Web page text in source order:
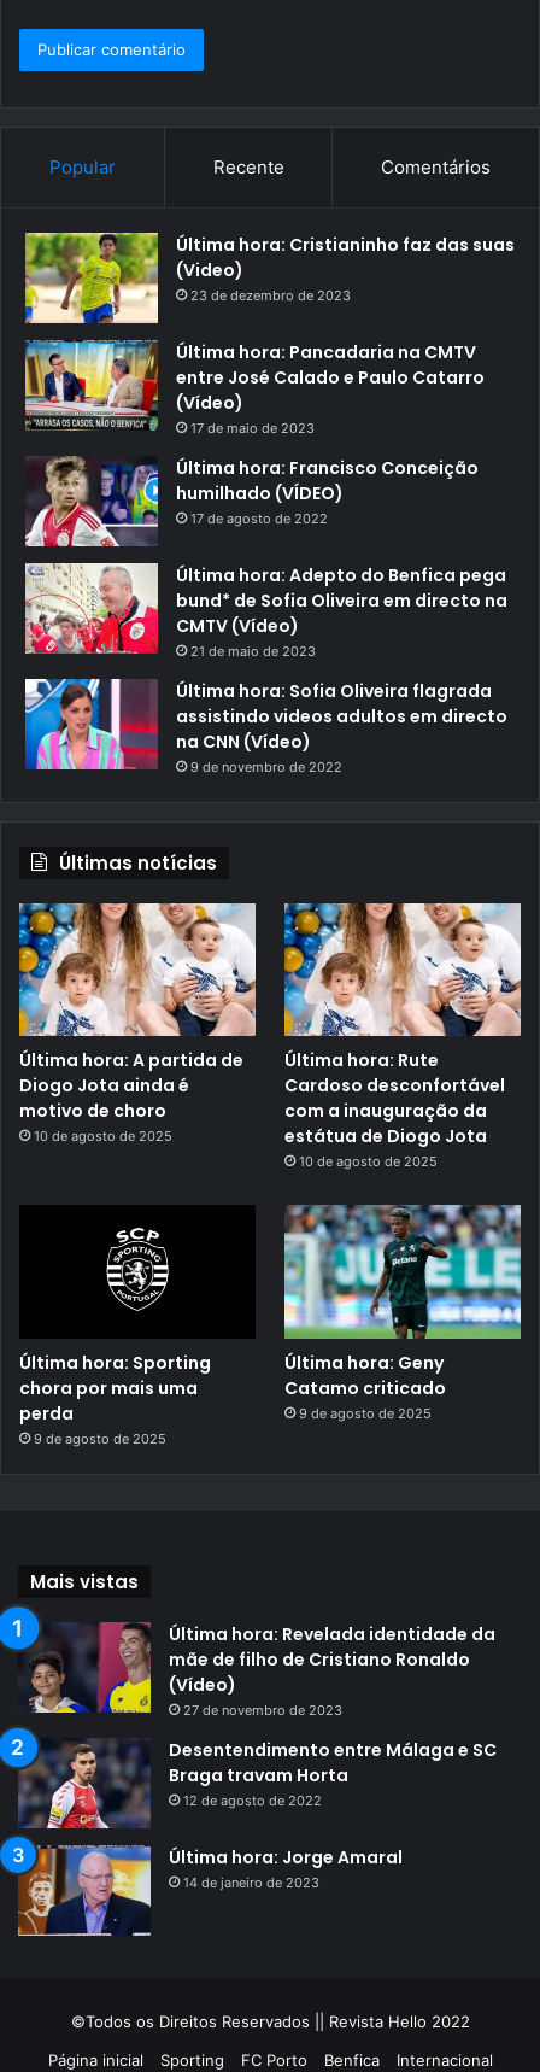
Popular Recente Comentários
Última hora: Cristianinho faz das suas
(Video)
23 de dezembro de 2023
Última hora: Pancadaria na CMTV
entre José Calado e Paulo Catarro
(Vídeo)
17 de maio de 2023
Última hora: Francisco Conceição
humilhado (VÍDEO)
17 de agosto de 2022
Última hora: Adepto do Benfica pega
bund* de Sofia Oliveira em directo na
CMTV (Vídeo)
21 de maio de 2023
Última hora: Sofia Oliveira flagrada
assistindo videos adultos em directo
na CNN (Vídeo)
9 de novembro de 2022
Últimas notícias
Última hora: A partida de
Diogo Jota ainda é
motivo de choro
10 de agosto de 2025
Última hora: Rute
Cardoso desconfortável
com a inauguração da
estátua de Diogo Jota
10 de agosto de 2025
Última hora: Sporting
chora por mais uma
perda
9 de agosto de 2025
Última hora: Geny
Catamo criticado
9 de agosto de 2025
Mais vistas
Última hora: Revelada identidade da
mãe de filho de Cristiano Ronaldo
(Vídeo)
27 de novembro de 2023
Desentendimento entre Málaga e SC
Braga travam Horta
12 de agosto de 2022
Última hora: Jorge Amaral
14 de janeiro de 2023
©Todos os Direitos Reservados || Revista Hello 2022
Página inicial
Sporting FC Porto Benfica Internacional